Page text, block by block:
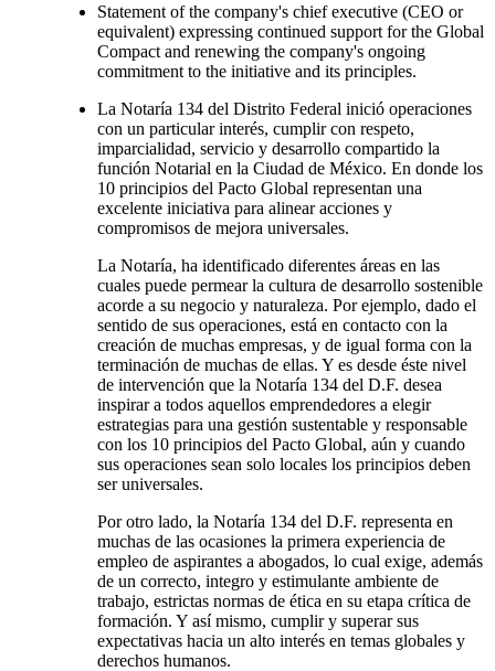
Statement of the company's chief executive (CEO or
equivalent) expressing continued support for the Global
Compact and renewing the company's ongoing
commitment to the initiative and its principles.
La Notaría 134 del Distrito Federal inició operaciones
con un particular interés, cumplir con respeto,
imparcialidad, servicio y desarrollo compartido la
función Notarial en la Ciudad de México. En donde los
10 principios del Pacto Global representan una
excelente iniciativa para alinear acciones y
compromisos de mejora universales.
La Notaría, ha identificado diferentes áreas en las
cuales puede permear la cultura de desarrollo sostenible
acorde a su negocio y naturaleza. Por ejemplo, dado el
sentido de sus operaciones, está en contacto con la
creación de muchas empresas, y de igual forma con la
terminación de muchas de ellas. Y es desde éste nivel
de intervención que la Notaría 134 del D.F. desea
inspirar a todos aquellos emprendedores a elegir
estrategias para una gestión sustentable y responsable
con los 10 principios del Pacto Global, aún y cuando
sus operaciones sean solo locales los principios deben
ser universales.
Por otro lado, la Notaría 134 del D.F. representa en
muchas de las ocasiones la primera experiencia de
empleo de aspirantes a abogados, lo cual exige, además
de un correcto, integro y estimulante ambiente de
trabajo, estrictas normas de ética en su etapa crítica de
formación. Y así mismo, cumplir y superar sus
expectativas hacia un alto interés en temas globales y
derechos humanos.